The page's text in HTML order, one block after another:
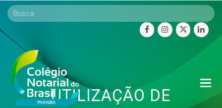
facebookinstagram
twitter
UTILIZAÇÃO DE